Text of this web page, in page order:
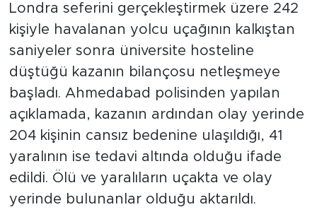
Londra seferini gerçekleştirmek üzere 242
kişiyle havalanan yolcu uçağının kalkıştan
saniyeler sonra üniversite hosteline
düştüğü kazanın bilançosu netleşmeye
başladı. Ahmedabad polisinden yapılan
açıklamada, kazanın ardından olay yerinde
204 kişinin cansız bedenine ulaşıldığı, 41
yaralının ise tedavi altında olduğu ifade
edildi. Ölü ve yaralıların uçakta ve olay
yerinde bulunanlar olduğu aktarıldı.